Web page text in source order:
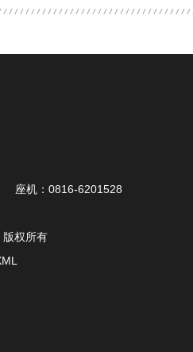
座机：0816-6201528
权所有